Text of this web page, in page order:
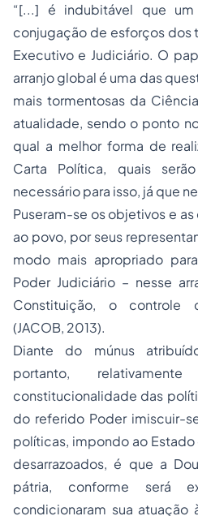
“[...] é indubitável que
conjugação de esforços dos
Executivo e Judiciário. O
arranjo global é uma das
mais tormentosas da
atualidade, sendo o ponto
qual a melhor forma de
Carta Política, quais
necessário para isso, já que
Puseram-se os objetivos e
ao povo, por seus
modo mais apropriado
Poder Judiciário – nesse
Constituição, o controle
(JACOB, 2013).
Diante do múnus
portanto,
constitucionalidade das
do referido Poder imiscuir-
políticas, impondo ao
desarrazoados, é que a
pátria, conforme será
condicionaram sua atuação